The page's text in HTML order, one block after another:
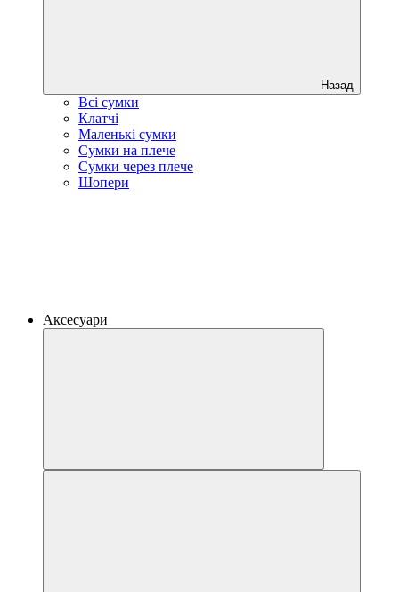
Назад
Всі сумки
Клатчі
Маленькі сумки
Сумки на плече
Сумки через плече
Шопери
Аксесуари